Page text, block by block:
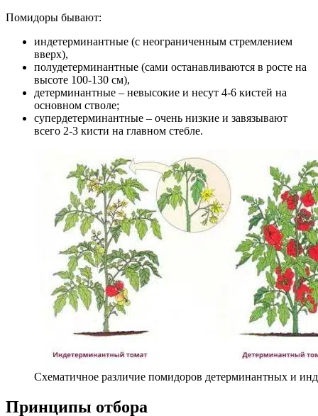
Помидоры бывают:
индетерминантные (с неограниченным стремлением
вверх),
полудетерминантные (сами останавливаются в росте на
высоте 100-130 см),
детерминантные – невысокие и несут 4-6 кистей на
основном стволе;
супердетерминантные – очень низкие и завязывают
всего 2-3 кисти на главном стебле.
Схематичное различие помидоров детерминантных и
Принципы отбора